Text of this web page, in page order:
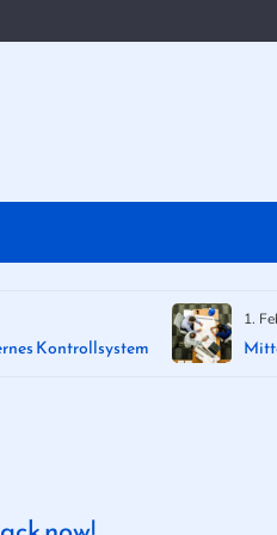
Kontrollsystem
1.